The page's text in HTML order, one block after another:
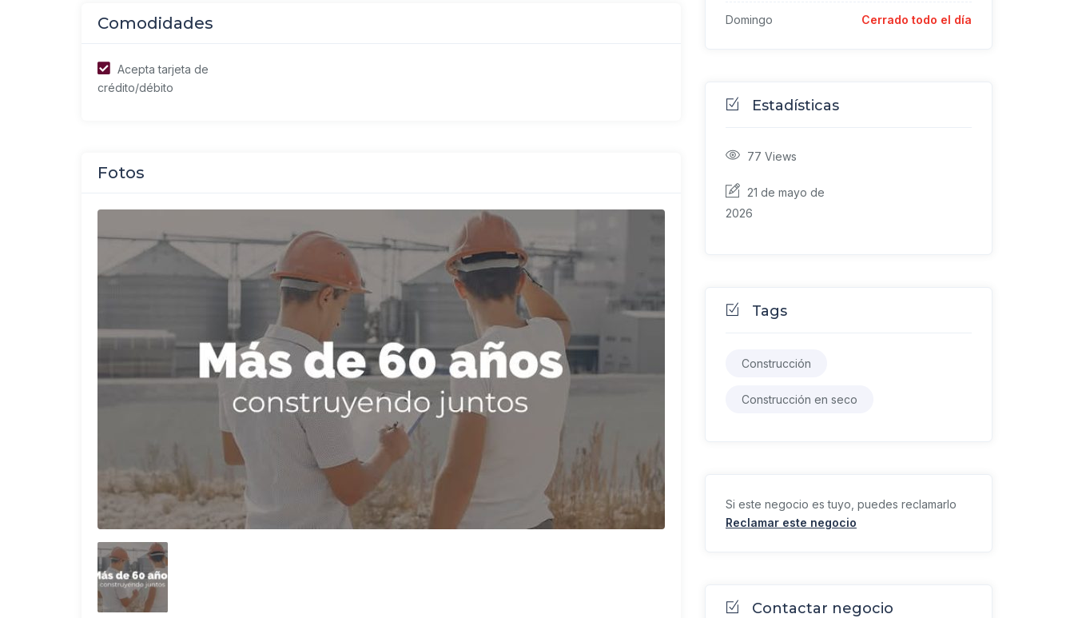
Comodidades
Acepta tarjeta de
crédito/débito
Fotos
Domingo Cerrado todo el día
Estadísticas
77 Views
21 de mayo de
2026
Tags
Construcción
Construcción en seco
Si este negocio es tuyo, puedes reclamarlo
Reclamar este negocio
Contactar negocio